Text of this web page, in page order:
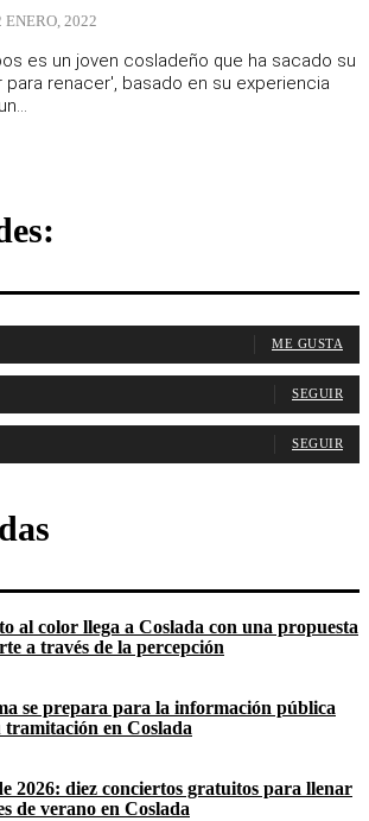
ENERO, 2022
es un joven cosladeño que ha sacado su
para renacer', basado en su experiencia
ME GUSTA
SEGUIR
SEGUIR
al color llega a Coslada con una propuesta
a través de la percepción
se prepara para la información pública
tramitación en Coslada
2026: diez conciertos gratuitos para llenar
de verano en Coslada